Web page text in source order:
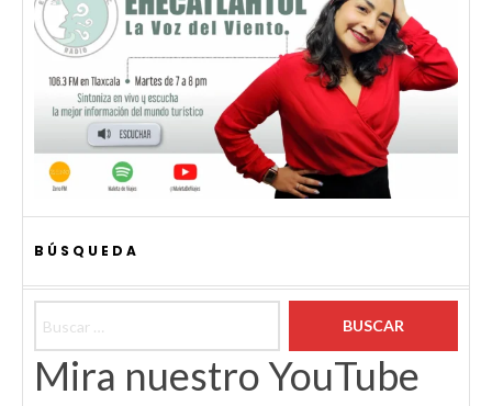
BÚSQUEDA
Mira nuestro YouTube